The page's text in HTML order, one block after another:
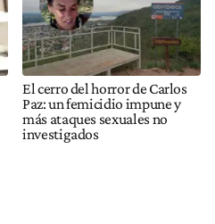
El cerro del horror de Carlos
Paz: un femicidio impune y
más ataques sexuales no
investigados